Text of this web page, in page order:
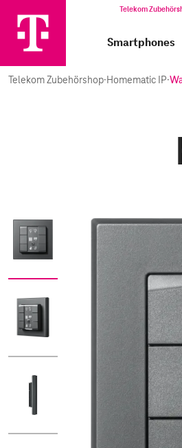
Telekom
Smartphones
Telekom Zubehörshop·Homematic IP·